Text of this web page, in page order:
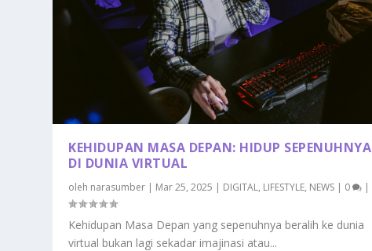
KEHIDUPAN MASA DEPAN: HIDUP SEPENUHNYA
DI DUNIA VIRTUAL
oleh narasumber | Mar 25, 2025 | DIGITAL, LIFESTYLE, NEWS | 0 |
Kehidupan Masa Depan yang sepenuhnya beralih ke dunia
virtual bukan lagi sekadar imajinasi atau...